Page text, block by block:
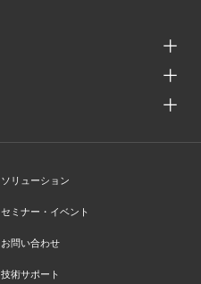
ソリューション
セミナー・イベント
お問い合わせ
技術サポート